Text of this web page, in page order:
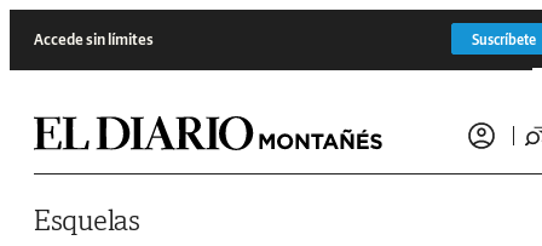
Accede sin límites Suscríbete
Esquelas